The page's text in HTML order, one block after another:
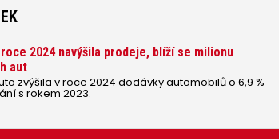
2024 navýšila prodeje, blíží se milionu
aut
zvýšila v roce 2024 dodávky automobilů o 6,9 %
s rokem 2023.